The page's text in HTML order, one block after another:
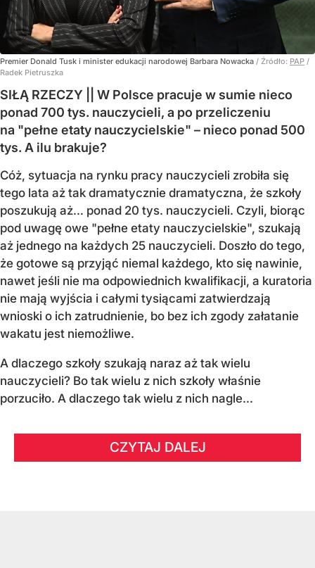
Premier Donald Tusk i minister edukacji narodowej Barbara Nowacka / Źródło: PAP /
Radek Pietruszka
SIŁĄ RZECZY || W Polsce pracuje w sumie nieco
ponad 700 tys. nauczycieli, a po przeliczeniu
na "pełne etaty nauczycielskie" – nieco ponad 500
tys. A ilu brakuje?
Cóż, sytuacja na rynku pracy nauczycieli zrobiła się
tego lata aż tak dramatycznie dramatyczna, że szkoły
poszukują aż… ponad 20 tys. nauczycieli. Czyli, biorąc
pod uwagę owe "pełne etaty nauczycielskie", szukają
aż jednego na każdych 25 nauczycieli. Doszło do tego,
że gotowe są przyjąć niemal każdego, kto się nawinie,
nawet jeśli nie ma odpowiednich kwalifikacji, a kuratoria
nie mają wyjścia i całymi tysiącami zatwierdzają
wnioski o ich zatrudnienie, bo bez ich zgody załatanie
wakatu jest niemożliwe.
A dlaczego szkoły szukają naraz aż tak wielu
nauczycieli? Bo tak wielu z nich szkoły właśnie
porzuciło. A dlaczego tak wielu z nich nagle...
CZYTAJ DALEJ